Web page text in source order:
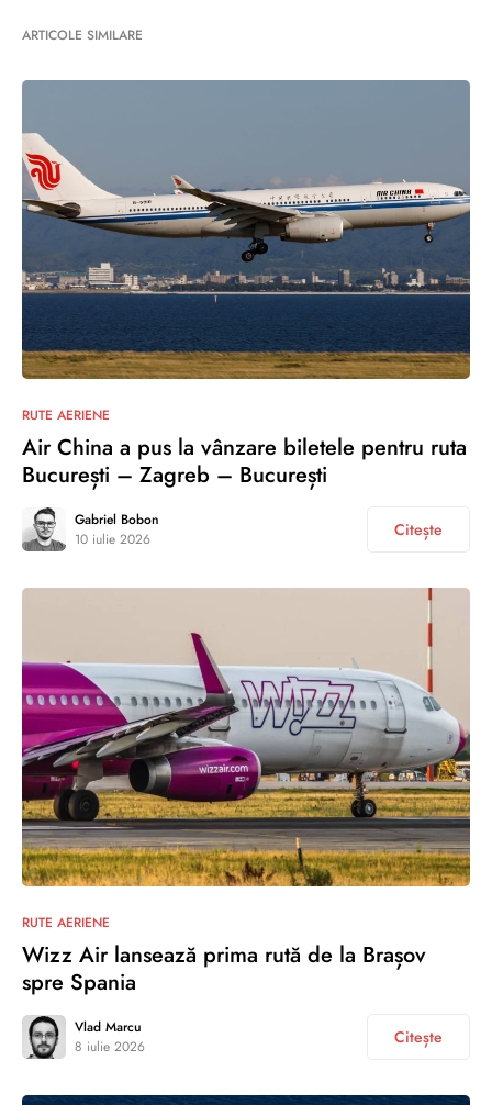
ARTICOLE SIMILARE
RUTE AERIENE
Air China a pus la vânzare biletele pentru ruta
București – Zagreb – București
Gabriel Bobon
10 iulie 2026
Citește
RUTE AERIENE
Wizz Air lansează prima rută de la Brașov
spre Spania
Vlad Marcu
8 iulie 2026
Citește